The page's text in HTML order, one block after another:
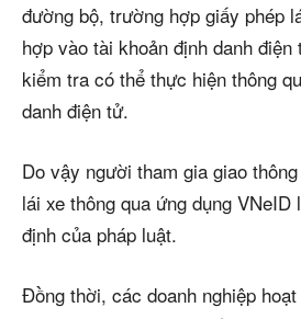
đường bộ, trường hợp giấy phép
hợp vào tài khoản định danh
kiểm tra có thể thực hiện thông
danh điện tử.
Do vậy người tham gia giao
lái xe thông qua ứng dụng
định của pháp luật.
Đồng thời, các doanh nghiệp